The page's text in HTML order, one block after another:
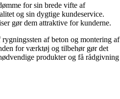
for sin brede vifte af
og sin dygtige kundeservice.
gør dem attraktive for kunderne.
af beton og montering af
for værktøj og tilbehør gør det
produkter og få rådgivning